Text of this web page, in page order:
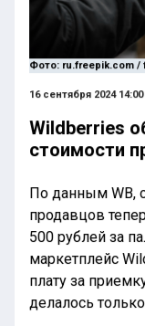
Фото: ru.freepik.com /
16 сентября 2024 14:00
Wildberries
стоимости
По данным WB,
продавцов
500 рублей за
маркетплейс
плату за
делалось